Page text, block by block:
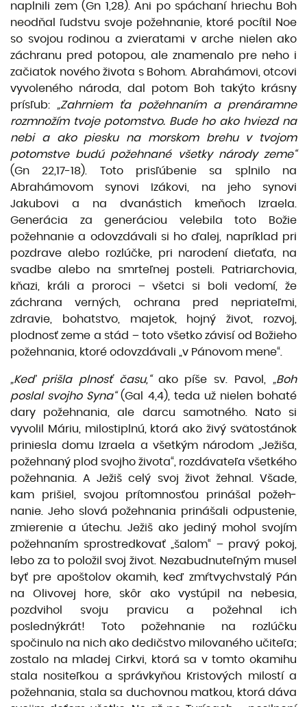
naplnili zem (Gn 1,28). Ani po spá­chaní hriechu Boh
neodňal ľudstvu svoje požehnanie, ktoré pocítil Noe
so svojou rodinou a zvieratami v arche nielen ako
záchranu pred potopou, ale znamenalo pre neho i
začiatok nového života s Bohom. Abrahámovi, otcovi
vyvoleného národa, dal potom Boh takýto krásny
prísľub:„Zahrniem ťa požehna­ním a prenáramne
rozmnožím tvoje potomstvo. Bude ho ako hviezd na
nebi a ako piesku na morskom brehu v tvojom
potomstve budú požehnané všetky národy zeme“
(Gn 22,17-18). Toto prisľúbenie sa splnilo na
Abrahámovom synovi Izákovi, na jeho synovi
Jakubovi a na dvanástich kmeňoch Izraela.
Generácia za generáciou velebila toto Božie
požehnanie a odovzdávali si ho ďalej, napríklad pri
pozdra­ve alebo rozlúčke, pri narodení dieťaťa, na
svadbe alebo na smrteľnej posteli. Patriarchovia,
kňazi, králi a proroci – všetci si boli vedomí, že
záchrana verných, ochrana pred nepriateľmi,
zdravie, bohatstvo, majetok, hojný život, rozvoj,
plodnosť zeme a stád – toto všetko závisí od Božieho
požehnania, ktoré odovzdávali „v Pánovom mene“.
„Keď prišla plnosť času,“ako píše sv. Pavol, „Boh
poslal svojho Syna“(Gal 4,4), teda už nielen bohaté
dary požehnania, ale darcu samotného. Nato si
vyvolil Máriu, milostiplnú, ktorá ako živý svätostánok
priniesla domu Izraela a všetkým národom „Ježiša,
požehnaný plod svojho života“, rozdávateľa všetké­ho
požehnania. A Ježiš celý svoj život žehnal. Všade,
kam prišiel, svojou prítomnosťou prinášal požeh­
nanie. Jeho slová požehnania prinášali odpustenie,
zmierenie a útechu. Ježiš ako jediný mohol svojím
požehnaním sprostredkovať „šalom“ – pravý pokoj,
lebo za to položil svoj život. Nezabudnuteľným musel
byť pre apoštolov okamih, keď zmŕtvychvstalý Pán
na Olivovej hore, skôr ako vystúpil na nebesia,
pozdvihol svoju pravicu a požehnal ich
poslednýkrát! Toto požehnanie na rozlúčku
spočinulo na nich ako dedičstvo milovaného učiteľa;
zostalo na mladej Cirkvi, ktorá sa v tomto okamihu
stala nositeľkou a správkyňou Kristových milostí a
požehnania, stala sa duchovnou matkou, ktorá dáva